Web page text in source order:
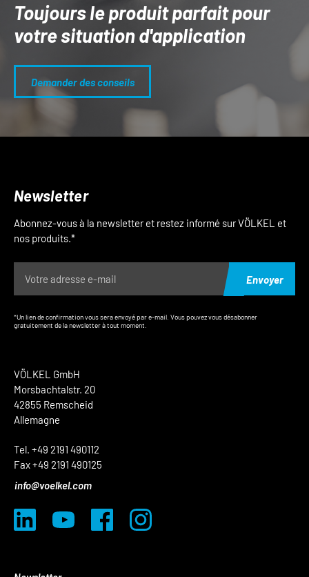
Toujours le produit parfait pour
votre situation d'application
Demander des conseils
VÖLKEL GmbH
Morsbachtalstr. 20
42855 Remscheid
Allemagne
Tel. +49 2191 490112
Fax +49 2191 490125
info@voelkel.com
Newsletter
Abonnez-vous à la newsletter et restez informé sur VÖLKEL et
nos produits.*
Envoyer
*Un lien de confirmation vous sera envoyé par e-mail. Vous pouvez vous désabonner
gratuitement de la newsletter à tout moment.